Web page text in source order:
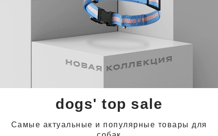
dogs' top sale
Самые актуальные и популярные товары для